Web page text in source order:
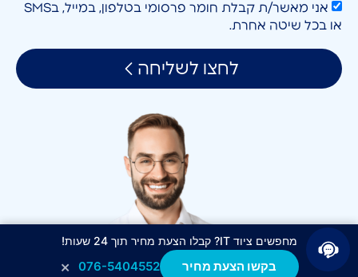
אני מאשר/ת קבלת חומר פרסומי בטלפון, במייל, בSMS
או בכל שיטה אחרת.
לחצו לשליחה
מחפשים ציוד IT? קבלו הצעת מחיר תוך 24 שעות!
בקשו הצעת מחיר 076-5404552
×